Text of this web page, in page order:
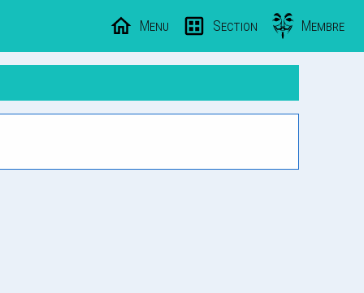
Menu Section Membre